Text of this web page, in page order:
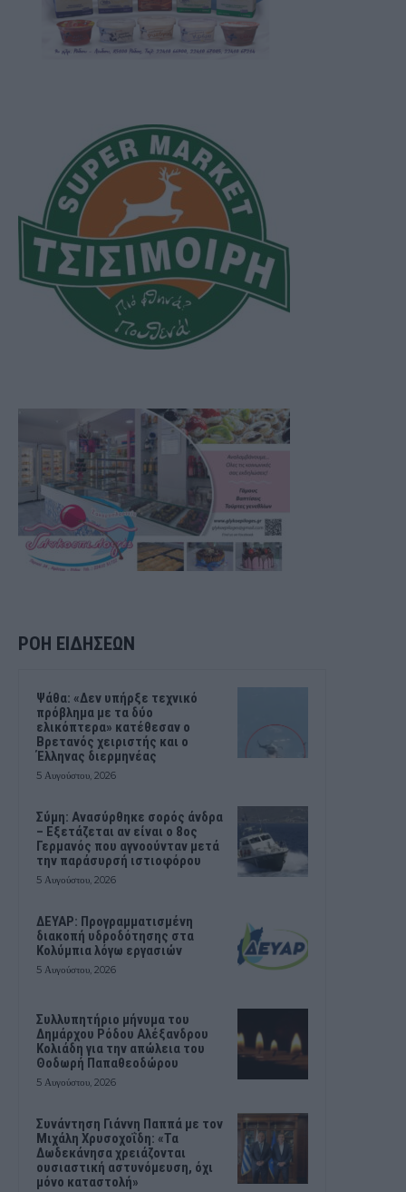
ΡΟΗ ΕΙΔΗΣΕΩΝ
Ψάθα: «Δεν υπήρξε τεχνικό
πρόβλημα με τα δύο
ελικόπτερα» κατέθεσαν ο
Βρετανός χειριστής και ο
Έλληνας διερμηνέας
5 Αυγούστου, 2026
Σύμη: Ανασύρθηκε σορός άνδρα
– Εξετάζεται αν είναι ο 8ος
Γερμανός που αγνοούνταν μετά
την παράσυρσή ιστιοφόρου
5 Αυγούστου, 2026
ΔΕΥΑΡ: Προγραμματισμένη
διακοπή υδροδότησης στα
Κολύμπια λόγω εργασιών
5 Αυγούστου, 2026
Συλλυπητήριο μήνυμα του
Δημάρχου Ρόδου Αλέξανδρου
Κολιάδη για την απώλεια του
Θοδωρή Παπαθεοδώρου
5 Αυγούστου, 2026
Συνάντηση Γιάννη Παππά με τον
Μιχάλη Χρυσοχοΐδη: «Τα
Δωδεκάνησα χρειάζονται
ουσιαστική αστυνόμευση, όχι
μόνο καταστολή»